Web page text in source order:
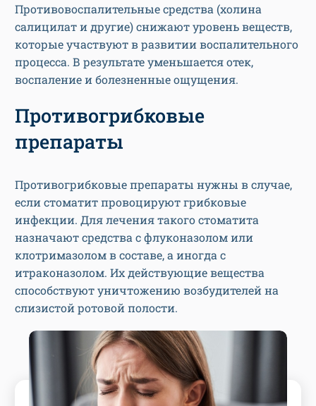
Противовоспалительные средства (холина
салицилат и другие) снижают уровень веществ,
которые участвуют в развитии воспалительного
процесса. В результате уменьшается отек,
воспаление и болезненные ощущения.
Противогрибковые
препараты
Противогрибковые препараты нужны в случае,
если стоматит провоцируют грибковые
инфекции. Для лечения такого стоматита
назначают средства с флуконазолом или
клотримазолом в составе, а иногда с
итраконазолом. Их действующие вещества
способствуют уничтожению возбудителей на
слизистой ротовой полости.